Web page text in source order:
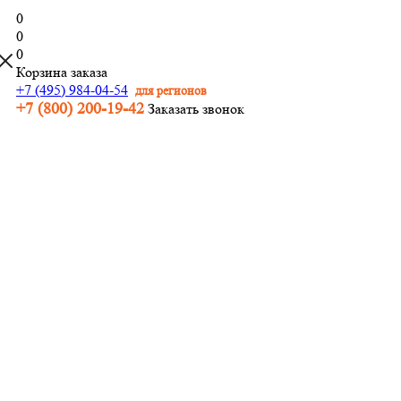
0
0
0
Корзина заказа
+7 (495) 984-04-54 для регионов
+7 (800) 200-19-42 Заказать звонок